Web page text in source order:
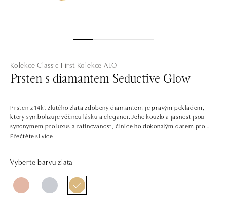
Kolekce Classic First Kolekce ALO
Prsten s diamantem Seductive Glow
Prsten z 14kt žlutého zlata zdobený diamantem je pravým pokladem,
který symbolizuje věčnou lásku a eleganci. Jeho kouzlo a jasnost jsou
synonymem pro luxus a rafinovanost, činíce ho dokonalým darem pro
milovanou osobu. Šperk je součástí kolekce Classic First.
centrálními diamanty v několika barvách. Kolekce Classic First je snadno
náušnic s jedním až třemi dokonale broušenými diamanty a drahými
kameny. Šperky tvoří sladěné sety, ale najdete zde i samostatné kousky,
Přečtěte si více
Vyberte barvu zlata